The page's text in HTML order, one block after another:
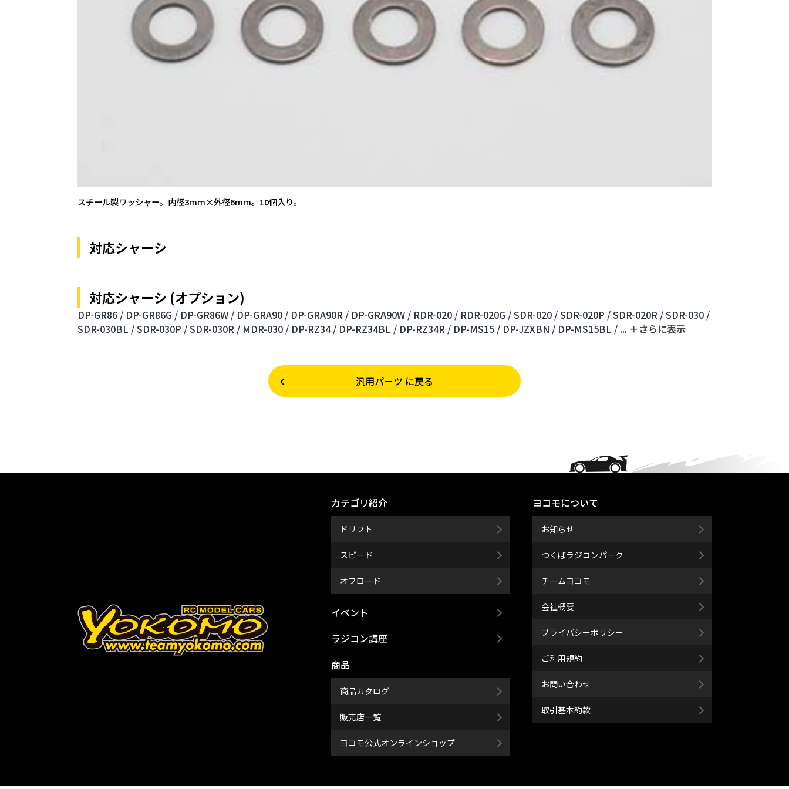
スチール製ワッシャー。内径3mm×外径6mm。10個入り。
対応シャーシ
対応シャーシ (オプション)
DP-GR86 / DP-GR86G / DP-GR86W / DP-GRA90 / DP-GRA90R / DP-GRA90W / RDR-020 / RDR-020G /SDR-020 /SDR-020P /SDR-020R /SDR-030 /
SDR-030BL /SDR-030P /SDR-030R / MDR-030 / DP-RZ34 / DP-RZ34BL / DP-RZ34R / DP-MS15 / DP-JZXBN / DP-MS15BL / ... ＋さらに表⽰
汎用パーツ に戻る
カテゴリ紹介
ドリフト
スピード
オフロード
イベント
ラジコン講座
商品
商品カタログ
販売店一覧
ヨコモ公式オンラインショップ
ヨコモについて
お知らせ
つくばラジコンパーク
チームヨコモ
会社概要
プライバシーポリシー
ご利用規約
お問い合わせ
取引基本約款